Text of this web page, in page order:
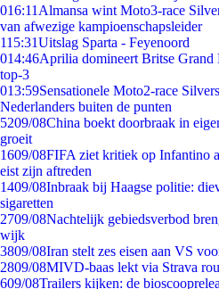
016:11 Almansa wint Moto3-race
van afwezige kampioenschapsleider
115:31Uitslag Sparta - Feyenoord
014:46Aprilia domineert Britse Grand
top-3
013:59Sensationele Moto2-race
Nederlanders buiten de punten
5209/08China boekt doorbraak in
groeit
1609/08FIFA ziet kritiek op Infantino
eist zijn aftreden
1409/08Inbraak bij Haagse politie:
sigaretten
2709/08Nachtelijk gebiedsverbod
wijk
3809/08Iran stelt zes eisen aan VS
2809/08MIVD-baas lekt via Strava
609/08Trailers kijken: de